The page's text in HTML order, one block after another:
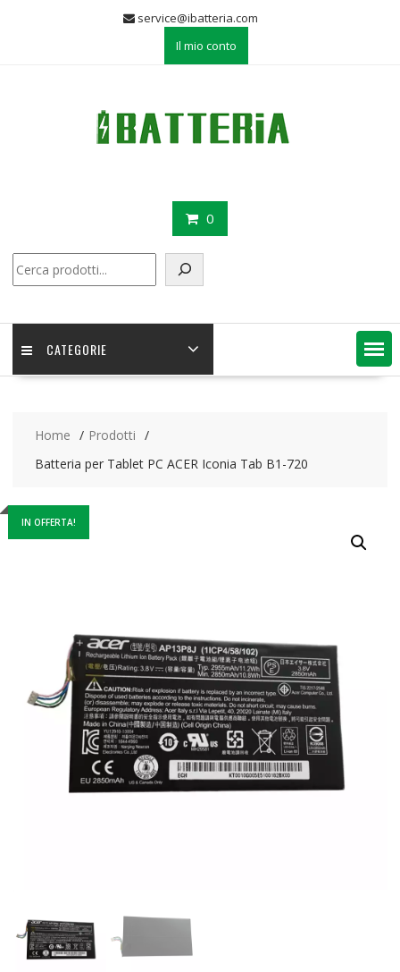
service@ibatteria.com
Il mio conto
0
CATEGORIE
Home
Prodotti
Batteria per Tablet PC ACER Iconia Tab B1-720
IN OFFERTA!